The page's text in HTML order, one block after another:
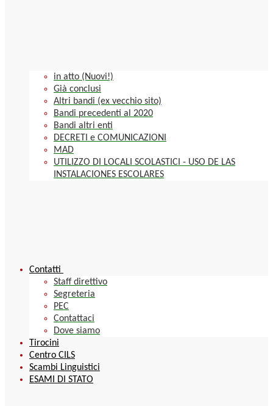
in atto (Nuovi!)
Già conclusi
Altri bandi (ex vecchio sito)
Bandi precedenti al 2020
Bandi altri enti
DECRETI e COMUNICAZIONI
MAD
UTILIZZO DI LOCALI SCOLASTICI - USO DE LAS
INSTALACIONES ESCOLARES
Contatti
Staff direttivo
Segreteria
PEC
Contattaci
Dove siamo
Tirocini
Centro CILS
Scambi Linguistici
ESAMI DI STATO